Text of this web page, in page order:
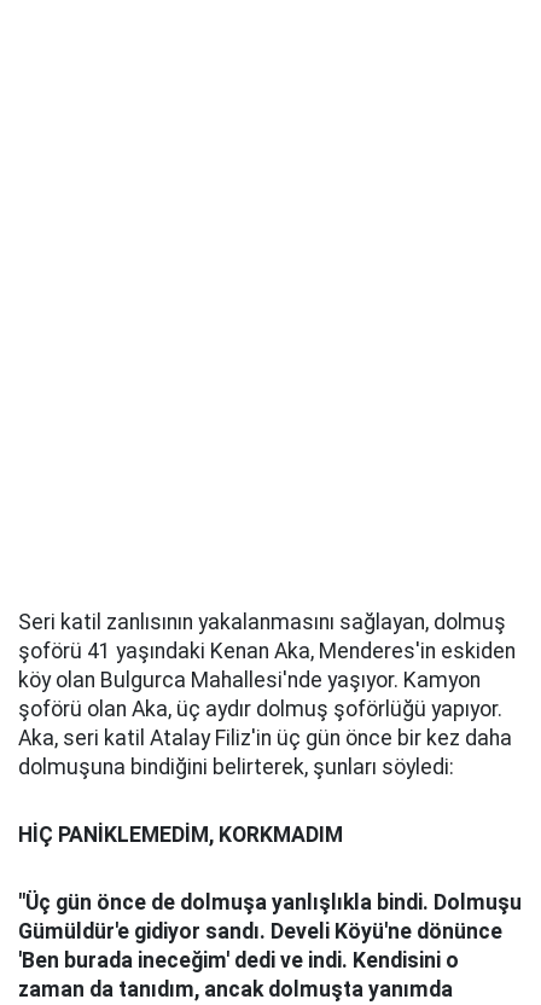
Seri katil zanlısının yakalanmasını sağlayan, dolmuş
şoförü 41 yaşındaki Kenan Aka, Menderes'in eskiden
köy olan Bulgurca Mahallesi'nde yaşıyor. Kamyon
şoförü olan Aka, üç aydır dolmuş şoförlüğü yapıyor.
Aka, seri katil Atalay Filiz'in üç gün önce bir kez daha
dolmuşuna bindiğini belirterek, şunları söyledi:
HİÇ PANİKLEMEDİM, KORKMADIM
"Üç gün önce de dolmuşa yanlışlıkla bindi. Dolmuşu
Gümüldür'e gidiyor sandı. Develi Köyü'ne dönünce
'Ben burada ineceğim' dedi ve indi. Kendisini o
zaman da tanıdım, ancak dolmuşta yanımda